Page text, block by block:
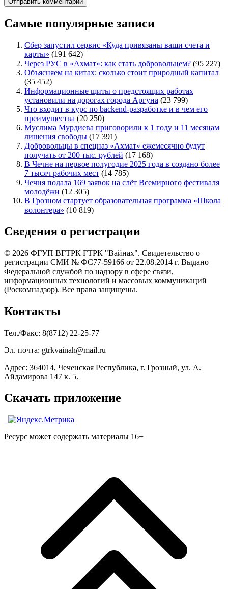
Самые популярные записи
Сбер запустил сервис «Куда привязаны ваши счета и
карты» (191 642)
Через РУС в «Ахмат»: как стать добровольцем? (95 227)
Объясняем на китах: сколько стоит природный капитал
(35 452)
Информационные щиты о предстоящих работах
установили на дорогах города Аргуна (23 799)
Что входит в курс по backend-разработке и в чем его
преимущества (20 250)
Муслима Мурдиева приговорили к 1 году и 11 месяцам
лишения свободы (17 391)
Добровольцы в спецназ «Ахмат» ежемесячно будут
получать от 200 тыс. рублей (17 168)
В Чечне на первое полугодие 2025 года в создано более
7 тысяч рабочих мест (14 785)
Чечня подала 169 заявок на слёт Всемирного фестиваля
молодёжи (12 305)
В Грозном стартует образовательная программа «Школа
волонтера» (10 819)
Сведения о регистрации
© 2026 ФГУП ВГТРК ГТРК "Вайнах". Свидетельство о
регистрации СМИ № ФС77-59166 от 22.08.2014 г. Выдано
Федеральной службой по надзору в сфере связи,
информационных технологий и массовых коммуникаций
(Роскомнадзор). Все права защищены.
Контакты
Тел./Факс: 8(8712) 22-25-77
Эл. почта: gtrkvainah@mail.ru
Адрес: 364014, Чеченская Республика, г. Грозный, ул. А.
Айдамирова 147 к. 5.
Скачать приложение
Ресурс может содержать материалы 16+